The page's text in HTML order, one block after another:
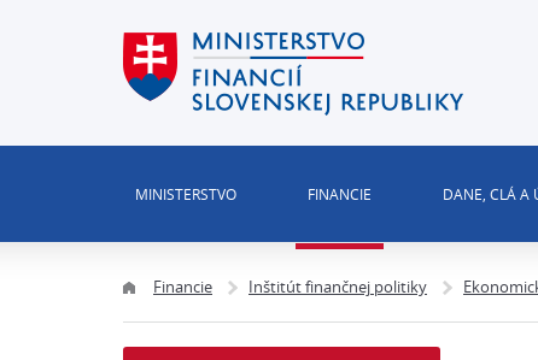
MINISTERSTVO FINANCIE DANE, CLÁ A
Financie Inštitút finančnej politiky